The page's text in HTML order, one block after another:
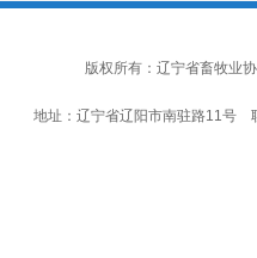
版权所有：辽宁省畜牧业
地址：辽宁省辽阳市南驻路11号